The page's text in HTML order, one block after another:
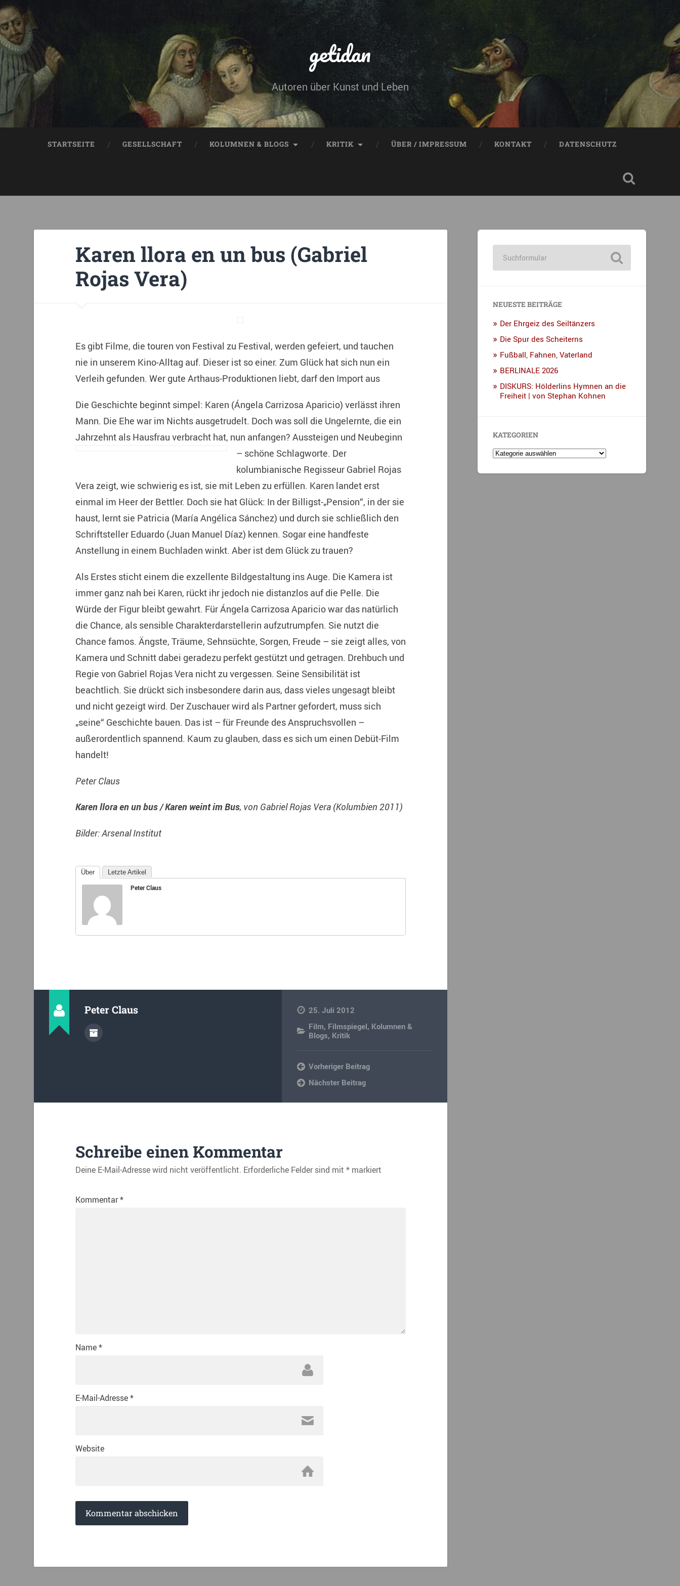
getidan
Autoren über Kunst und Leben
STARTSEITE GESELLSCHAFT KOLUMNEN & BLOGS KRITIK ÜBER / IMPRESSUM KONTAKT DATENSCHUTZ
Karen llora en un bus (Gabriel
Rojas Vera)
Es gibt Filme, die touren von Festival zu Festival, werden gefeiert, und tauchen
nie in unserem Kino-Alltag auf. Dieser ist so einer. Zum Glück hat sich nun ein
Verleih gefunden. Wer gute Arthaus-Produktionen liebt, darf den Import aus
Die Geschichte beginnt simpel: Karen (Ángela Carrizosa Aparicio) verlässt ihren
Mann. Die Ehe war im Nichts ausgetrudelt. Doch was soll die Ungelernte, die ein
Jahrzehnt als Hausfrau verbracht hat, nun anfangen? Aussteigen und Neubeginn
– schöne Schlagworte. Der
kolumbianische Regisseur Gabriel Rojas
Vera zeigt, wie schwierig es ist, sie mit Leben zu erfüllen. Karen landet erst
einmal im Heer der Bettler. Doch sie hat Glück: In der Billigst-„Pension“, in der sie
haust, lernt sie Patricia (María Angélica Sánchez) und durch sie schließlich den
Schriftsteller Eduardo (Juan Manuel Díaz) kennen. Sogar eine handfeste
Anstellung in einem Buchladen winkt. Aber ist dem Glück zu trauen?
Als Erstes sticht einem die exzellente Bildgestaltung ins Auge. Die Kamera ist
immer ganz nah bei Karen, rückt ihr jedoch nie distanzlos auf die Pelle. Die
Würde der Figur bleibt gewahrt. Für Ángela Carrizosa Aparicio war das natürlich
die Chance, als sensible Charakterdarstellerin aufzutrumpfen. Sie nutzt die
Chance famos. Ängste, Träume, Sehnsüchte, Sorgen, Freude – sie zeigt alles, von
Kamera und Schnitt dabei geradezu perfekt gestützt und getragen. Drehbuch und
Regie von Gabriel Rojas Vera nicht zu vergessen. Seine Sensibilität ist
beachtlich. Sie drückt sich insbesondere darin aus, dass vieles ungesagt bleibt
und nicht gezeigt wird. Der Zuschauer wird als Partner gefordert, muss sich
„seine“ Geschichte bauen. Das ist – für Freunde des Anspruchsvollen –
außerordentlich spannend. Kaum zu glauben, dass es sich um einen Debüt-Film
handelt!
Peter Claus
Karen llora en un bus / Karen weint im Bus, von Gabriel Rojas Vera (Kolumbien 2011)
Bilder: Arsenal Institut
Über Letzte Artikel
Peter Claus
Peter Claus
25. Juli 2012
Film, Filmspiegel, Kolumnen &
Blogs, Kritik
Vorheriger Beitrag
Nächster Beitrag
Schreibe einen Kommentar
Deine E-Mail-Adresse wird nicht veröffentlicht. Erforderliche Felder sind mit *markiert
Kommentar*
Name*
E-Mail-Adresse*
Website
NEUESTE BEITRÄGE
Der Ehrgeiz des Seiltänzers
Die Spur des Scheiterns
Fußball, Fahnen, Vaterland
BERLINALE 2026
DISKURS: Hölderlins Hymnen an die
Freiheit | von Stephan Kohnen
KATEGORIEN